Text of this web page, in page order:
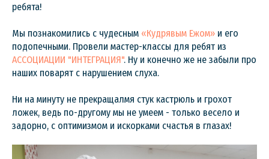
ребята!
Мы познакомились с чудесным «Кудрявым Ежом» и его
подопечными. Провели мастер-классы для ребят из
АССОЦИАЦИИ "ИНТЕГРАЦИЯ". Ну и конечно же не забыли про
наших поварят с нарушением слуха.
Ни на минуту не прекращалмя стук кастрюль и грохот
ложек, ведь по-другому мы не умеем - только весело и
задорно, с оптимизмом и искорками счастья в глазах!